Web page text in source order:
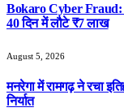
Bokaro Cyber Fraud:
40 दिन में लौटे ₹7 लाख
August 5, 2026
मनरेगा में रामगढ़ ने रचा
निर्यात